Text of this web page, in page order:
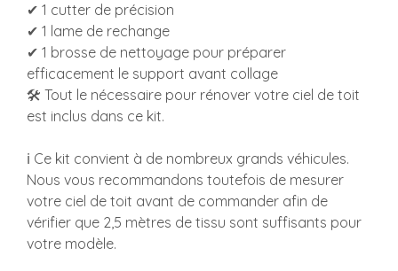
✔ 1 cutter de précision
✔ 1 lame de rechange
✔ 1 brosse de nettoyage pour préparer
efficacement le support avant collage
🛠️ Tout le nécessaire pour rénover votre ciel de toit
est inclus dans ce kit.
ℹ️ Ce kit convient à de nombreux grands véhicules.
Nous vous recommandons toutefois de mesurer
votre ciel de toit avant de commander afin de
vérifier que 2,5 mètres de tissu sont suffisants pour
votre modèle.